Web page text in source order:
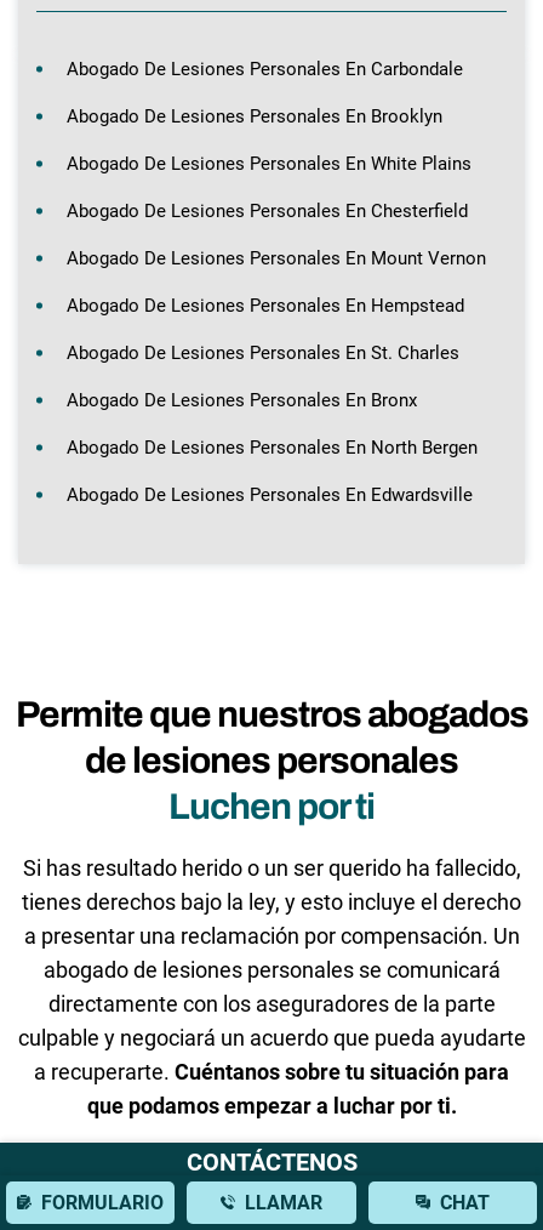
Abogado De Lesiones Personales En Carbondale
Abogado De Lesiones Personales En Brooklyn
Abogado De Lesiones Personales En White Plains
Abogado De Lesiones Personales En Chesterfield
Abogado De Lesiones Personales En Mount Vernon
Abogado De Lesiones Personales En Hempstead
Abogado De Lesiones Personales En St. Charles
Abogado De Lesiones Personales En Bronx
Abogado De Lesiones Personales En North Bergen
Abogado De Lesiones Personales En Edwardsville
Permite que nuestros abogados
de lesiones personales
Luchen por ti
Si has resultado herido o un ser querido ha fallecido,
tienes derechos bajo la ley, y esto incluye el derecho
a presentar una reclamación por compensación. Un
abogado de lesiones personales se comunicará
directamente con los aseguradores de la parte
culpable y negociará un acuerdo que pueda ayudarte
a recuperarte. Cuéntanos sobre tu situación para
que podamos empezar a luchar por ti.
CONTÁCTENOS
FORMULARIO LLAMAR CHAT